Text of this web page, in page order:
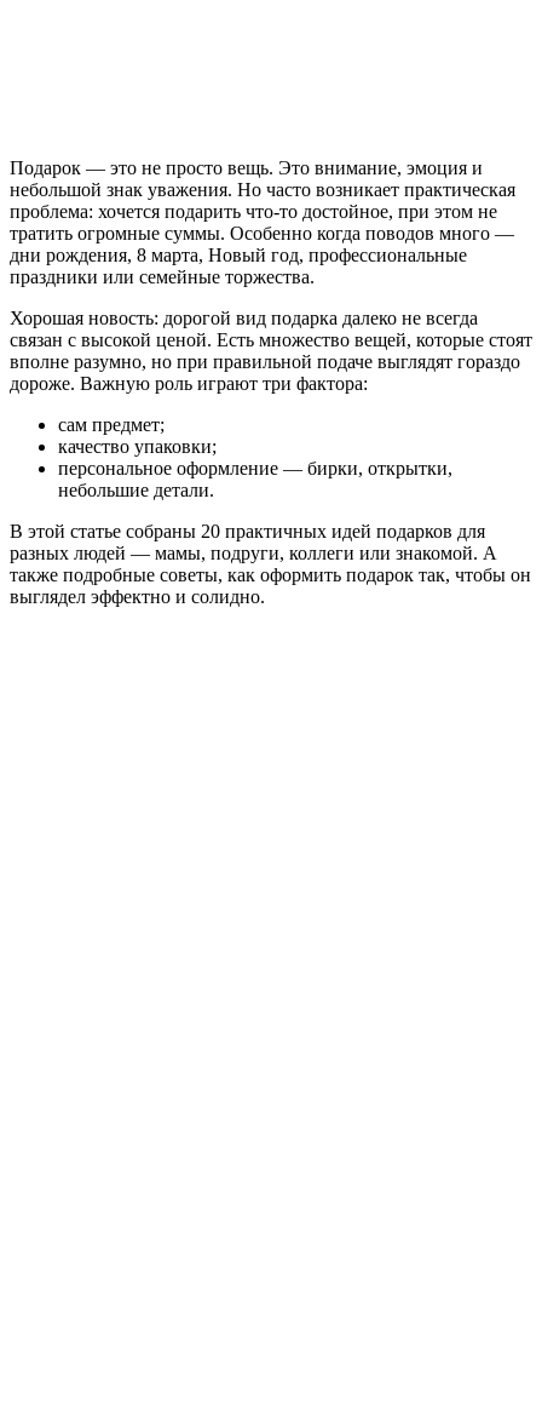
Подарок — это не просто вещь. Это внимание, эмоция и
небольшой знак уважения. Но часто возникает практическая
проблема: хочется подарить что-то достойное, при этом не
тратить огромные суммы. Особенно когда поводов много —
дни рождения, 8 марта, Новый год, профессиональные
праздники или семейные торжества.
Хорошая новость: дорогой вид подарка далеко не всегда
связан с высокой ценой. Есть множество вещей, которые стоят
вполне разумно, но при правильной подаче выглядят гораздо
дороже. Важную роль играют три фактора:
сам предмет;
качество упаковки;
персональное оформление — бирки, открытки,
небольшие детали.
В этой статье собраны 20 практичных идей подарков для
разных людей — мамы, подруги, коллеги или знакомой. А
также подробные советы, как оформить подарок так, чтобы он
выглядел эффектно и солидно.